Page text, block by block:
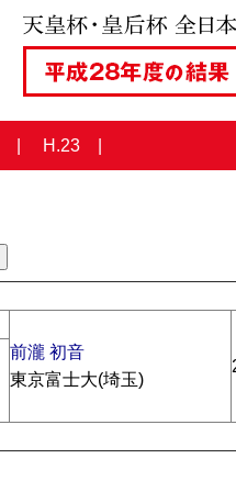
H.23
前瀧 初音
東京富士大(埼玉)